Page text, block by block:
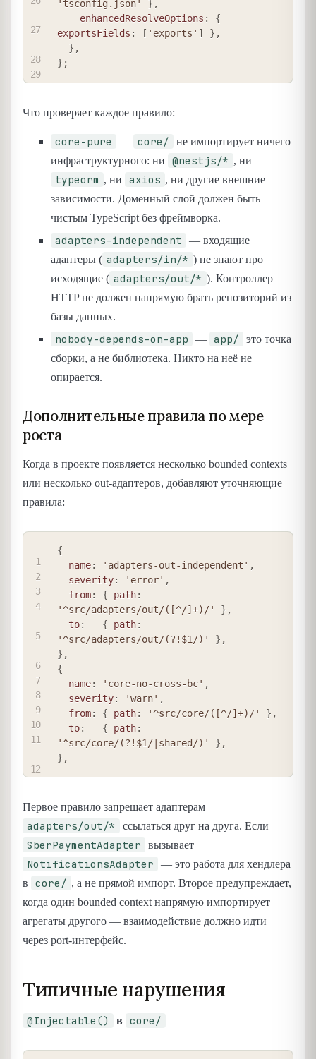
'tsconfig.json' } ,
enhancedResolveOptions :
{
exportsFields : [ 'exports' ] } ,
} ,
} ;
Что проверяет каждое правило:
core-pure — core/
не импортирует ничего
инфраструктурного: ни
@nestjs/* , ни
typeorm , ни axios , ни другие внешние
зависимости. Доменный слой должен быть
чистым TypeScript без фреймворка.
adapters-independent
— входящие
адаптеры ( adapters/in/* ) не знают про
исходящие ( adapters/out/* ). Контроллер
HTTP не должен напрямую брать репозиторий из
базы данных.
nobody-depends-on-app — app/
это точка
сборки, а не библиотека. Никто на неё не
опирается.
Дополнительные правила по мере
роста
Когда в проекте появляется несколько bounded contexts
или несколько out-адаптеров, добавляют уточняющие
правила:
{
name: 'adapters-out-independent' ,
severity: 'error' ,
from: { path:
'^src/adapters/out/([^/]+)/'
} ,
to: { path:
'^src/adapters/out/(?!$1/)'
} ,
} ,
{
name: 'core-no-cross-bc' ,
severity: 'warn' ,
from: { path: '^src/core/([^/]+)/' } ,
to: { path:
'^src/core/(?!$1/|shared/)'
} ,
} ,
Первое правило запрещает адаптерам
adapters/out/* ссылаться друг на друга. Если
SberPaymentAdapter вызывает
NotificationsAdapter
— это работа для хендлера
в
core/ , а не прямой импорт. Второе предупреждает,
когда один bounded context напрямую импортирует
агрегаты другого — взаимодействие должно идти
через port-интерфейс.
Типичные нарушения
@Injectable() в core/